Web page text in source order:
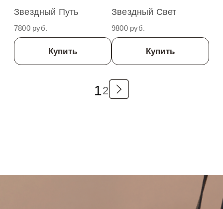
Звездный Путь
7800 руб.
Купить
Звездный Свет
9800 руб.
Купить
12